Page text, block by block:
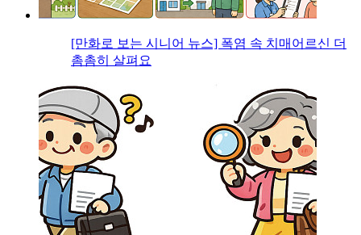
[만화로 보는 시니어 뉴스] 폭염 속 치매어르신 더
촘촘히 살펴요